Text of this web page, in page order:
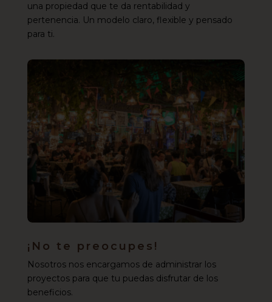
una propiedad que te da rentabilidad y
pertenencia. Un modelo claro, flexible y pensado
para ti.
¡No te preocupes!
Nosotros nos encargamos de administrar los
proyectos para que tu puedas disfrutar de los
beneficios.